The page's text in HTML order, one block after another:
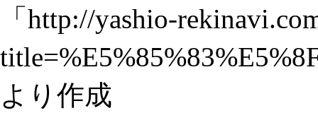
「 http://yashio-
より作成